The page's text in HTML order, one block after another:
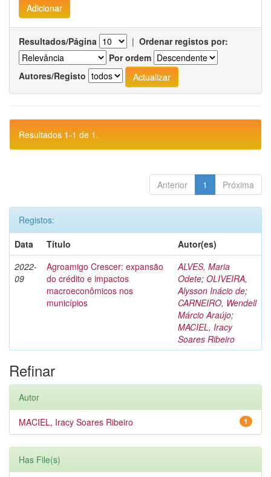
Resultados/Página | Ordenar registos por:
Por ordem
Autores/Registo
Resultados 1-1 de 1.
Anterior 1 Próxima
Registos:
Data
Título
Autor(es)
2022-
09
Agroamigo Crescer: expansão
do crédito e impactos
macroeconômicos nos
municípios
ALVES, Maria
Odete; OLIVEIRA,
Alysson Inácio de;
CARNEIRO, Wendell
Márcio Araújo;
MACIEL, Iracy
Soares Ribeiro
Refinar
Autor
1
MACIEL, Iracy Soares Ribeiro
Has File(s)